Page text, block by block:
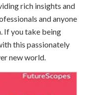
rich insights and
and anyone
If you take being
this passionately
new world.